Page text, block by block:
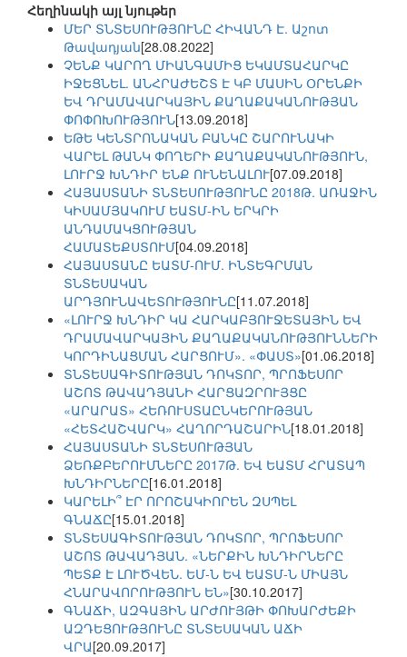
Հեղինակի այլ նյութեր
ՄԵՐ ՏՆՏԵՍՈՒԹՅՈՒՆԸ ՀԻՎԱՆԴ Է. Աշոտ
Թավադյան[28.08.2022]
ՉԵՆՔ ԿԱՐՈՂ ՄԻԱՆԳԱՄԻՑ ԵԿԱՄՏԱՀԱՐԿԸ
ԻՋԵՑՆԵԼ. ԱՆՀՐԱԺԵՇՏ Է ԿԲ ՄԱՍԻՆ ՕՐԵՆՔԻ
ԵՎ ԴՐԱՄԱՎԱՐԿԱՅԻՆ ՔԱՂԱՔԱԿԱՆՈՒԹՅԱՆ
ՓՈՓՈԽՈՒԹՅՈՒՆ[13.09.2018]
ԵԹԵ ԿԵՆՏՐՈՆԱԿԱՆ ԲԱՆԿԸ ՇԱՐՈՒՆԱԿԻ
ՎԱՐԵԼ ԹԱՆԿ ՓՈՂԵՐԻ ՔԱՂԱՔԱԿԱՆՈՒԹՅՈՒՆ,
ԼՈՒՐՋ ԽՆԴԻՐ ԵՆՔ ՈՒՆԵՆԱԼՈՒ[07.09.2018]
ՀԱՅԱՍՏԱՆԻ ՏՆՏԵՍՈՒԹՅՈՒՆԸ 2018Թ. ԱՌԱՋԻՆ
ԿԻՍԱՄՅԱԿՈՒՄ ԵԱՏՄ-ԻՆ ԵՐԿՐԻ
ԱՆԴԱՄԱԿՑՈՒԹՅԱՆ
ՀԱՄԱՏԵՔՍՏՈՒՄ[04.09.2018]
ՀԱՅԱՍՏԱՆԸ ԵԱՏՄ-ՈՒՄ. ԻՆՏԵԳՐՄԱՆ
ՏՆՏԵՍԱԿԱՆ
ԱՐԴՅՈՒՆԱՎԵՏՈՒԹՅՈՒՆԸ[11.07.2018]
«ԼՈՒՐՋ ԽՆԴԻՐ ԿԱ ՀԱՐԿԱԲՅՈՒՋԵՏԱՅԻՆ ԵՎ
ԴՐԱՄԱՎԱՐԿԱՅԻՆ ՔԱՂԱՔԱԿԱՆՈՒԹՅՈՒՆՆԵՐԻ
ԿՈՐԴԻՆԱՑՄԱՆ ՀԱՐՑՈՒՄ». «ՓԱՍՏ»[01.06.2018]
ՏՆՏԵՍԱԳԻՏՈՒԹՅԱՆ ԴՈԿՏՈՐ, ՊՐՈՖԵՍՈՐ
ԱՇՈՏ ԹԱՎԱԴՅԱՆԻ ՀԱՐՑԱԶՐՈՒՅՑԸ
«ԱՐԱՐԱՏ» ՀԵՌՈՒՍՏԱԸՆԿԵՐՈՒԹՅԱՆ
«ՀԵՏՀԱՇՎԱՐԿ» ՀԱՂՈՐԴԱՇԱՐԻՆ[18.01.2018]
ՀԱՅԱՍՏԱՆԻ ՏՆՏԵՍՈՒԹՅԱՆ
ՁԵՌՔԲԵՐՈՒՄՆԵՐԸ 2017Թ. ԵՎ ԵԱՏՄ ՀՐԱՏԱՊ
ԽՆԴԻՐՆԵՐԸ[16.01.2018]
ԿԱՐԵԼԻ՞ ԷՐ ՈՐՈՇԱԿԻՈՐԵՆ ԶՍՊԵԼ
ԳՆԱՃԸ[15.01.2018]
ՏՆՏԵՍԱԳԻՏՈՒԹՅԱՆ ԴՈԿՏՈՐ, ՊՐՈՖԵՍՈՐ
ԱՇՈՏ ԹԱՎԱԴՅԱՆ. «ՆԵՐՔԻՆ ԽՆԴԻՐՆԵՐԸ
ՊԵՏՔ Է ԼՈՒԾՎԵՆ. ԵՄ-Ն ԵՎ ԵԱՏՄ-Ն ՄԻԱՅՆ
ՀՆԱՐԱՎՈՐՈՒԹՅՈՒՆ ԵՆ»[30.10.2017]
ԳՆԱՃԻ, ԱԶԳԱՅԻՆ ԱՐԺՈՒՅԹԻ ՓՈԽԱՐԺԵՔԻ
ԱԶԴԵՑՈՒԹՅՈՒՆԸ ՏՆՏԵՍԱԿԱՆ ԱՃԻ
ՎՐԱ[20.09.2017]